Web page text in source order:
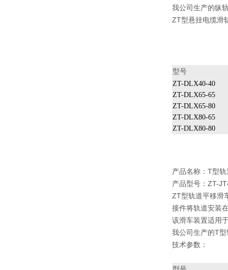
我公司生产的纵
ZT型悬挂电缆滑
型号
ZT-DLX40-40
ZT-DLX65-65
ZT-DLX65-80
ZT-DLX80-65
ZT-DLX80-80
产品名称： T型轨
产品型号：ZT-
ZT型轨道平移滑
接件将轨道安装
该滑车装置适用
我公司生产的T
技术参数：